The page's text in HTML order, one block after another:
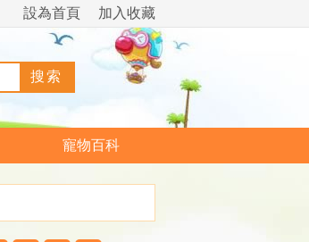
加入收藏
設為首頁
寵物百科